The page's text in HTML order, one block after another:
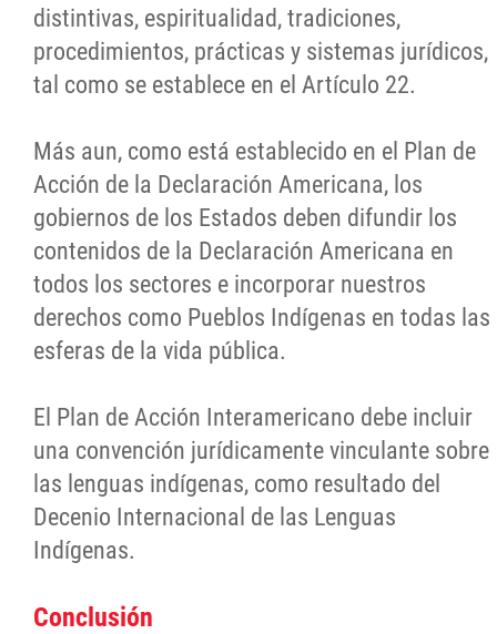
distintivas, espiritualidad, tradiciones,
procedimientos, prácticas y sistemas jurídicos,
tal como se establece en el Artículo 22.
Más aun, como está establecido en el Plan de
Acción de la Declaración Americana, los
gobiernos de los Estados deben difundir los
contenidos de la Declaración Americana en
todos los sectores e incorporar nuestros
derechos como Pueblos Indígenas en todas las
esferas de la vida pública.
El Plan de Acción Interamericano debe incluir
una convención jurídicamente vinculante sobre
las lenguas indígenas, como resultado del
Decenio Internacional de las Lenguas
Indígenas.
Conclusión